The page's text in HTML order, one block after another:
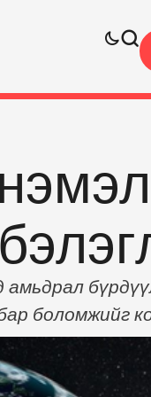
боломжийг
Тэдний
гараг